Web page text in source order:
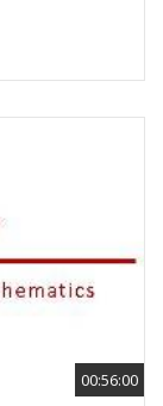
00:56:00